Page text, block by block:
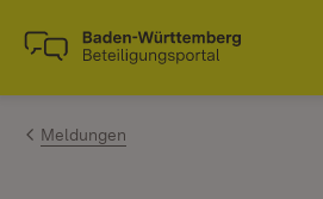
Zum Inhalt springen
Link zur Startseite
Meldungen